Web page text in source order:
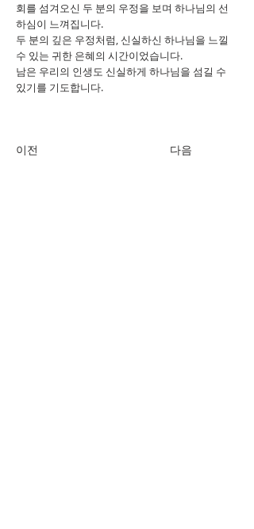
회를 섬겨오신 두 분의 우정을 보며 하나님의 선
하심이 느껴집니다.
두 분의 깊은 우정처럼, 신실하신 하나님을 느낄
수 있는 귀한 은혜의 시간이었습니다.
남은 우리의 인생도 신실하게 하나님을 섬길 수
있기를 기도합니다.
이전 다음